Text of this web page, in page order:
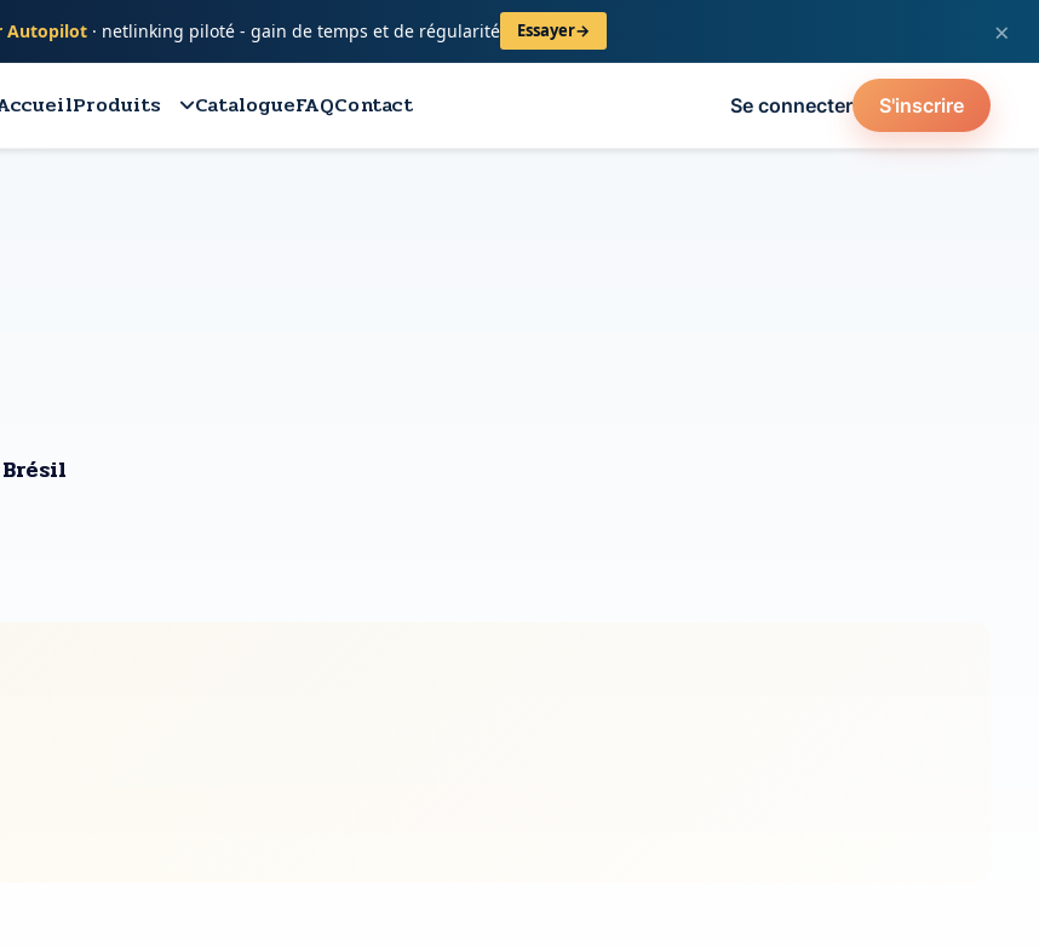
Autopilot· netlinking piloté - gain de temps et de régularité Essayer→ ×
Produits CatalogueFAQContact Se connecter S'inscrire